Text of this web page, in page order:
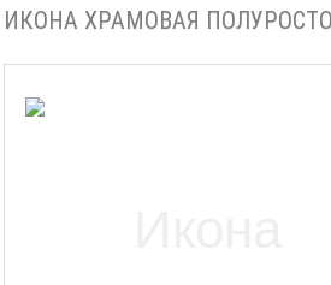
ИКОНА ХРАМОВАЯ